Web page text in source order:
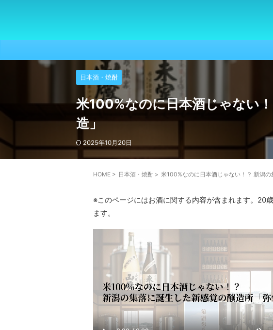
日本酒・焼酎
米100%なのに日本酒じゃない
造」
2025年10月20日
HOME > 日本酒・焼酎 > 米100%なのに日本酒じゃない！？ 新潟の
※このページにはお酒に関する内容が含まれます。20
ます。